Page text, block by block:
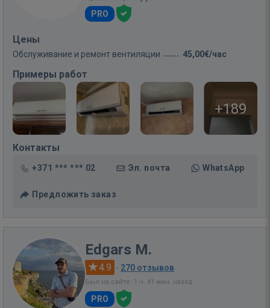
PRO
Цены
Обслуживание и ремонт вентиляции 45,00€/час
Примеры работ
+189
Контакты
+371 *** *** 02 Эл. почта WhatsApp
Предложить заказ
Edgars M.
4.9 · 270 отзывов
Был на сайте: 1 ч. 41 мин. назад
PRO